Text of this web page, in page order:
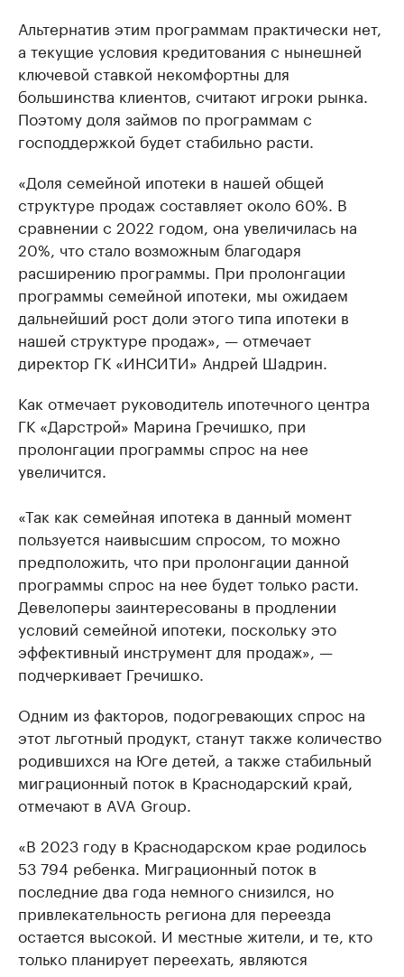
Альтернатив этим программам практически нет,
а текущие условия кредитования с нынешней
ключевой ставкой некомфортны для
большинства клиентов, считают игроки рынка.
Поэтому доля займов по программам с
господдержкой будет стабильно расти.
«Доля семейной ипотеки в нашей общей
структуре продаж составляет около 60%. В
сравнении с 2022 годом, она увеличилась на
20%, что стало возможным благодаря
расширению программы. При пролонгации
программы семейной ипотеки, мы ожидаем
дальнейший рост доли этого типа ипотеки в
нашей структуре продаж», — отмечает
директор ГК «ИНСИТИ» Андрей Шадрин.
Как отмечает руководитель ипотечного центра
ГК «Дарстрой» Марина Гречишко, при
пролонгации программы спрос на нее
увеличится.
«Так как семейная ипотека в данный момент
пользуется наивысшим спросом, то можно
предположить, что при пролонгации данной
программы спрос на нее будет только расти.
Девелоперы заинтересованы в продлении
условий семейной ипотеки, поскольку это
эффективный инструмент для продаж», —
подчеркивает Гречишко.
Одним из факторов, подогревающих спрос на
этот льготный продукт, станут также количество
родившихся на Юге детей, а также стабильный
миграционный поток в Краснодарский край,
отмечают в AVA Group.
«В 2023 году в Краснодарском крае родилось
53 794 ребенка. Миграционный поток в
последние два года немного снизился, но
привлекательность региона для переезда
остается высокой. И местные жители, и те, кто
только планирует переехать, являются